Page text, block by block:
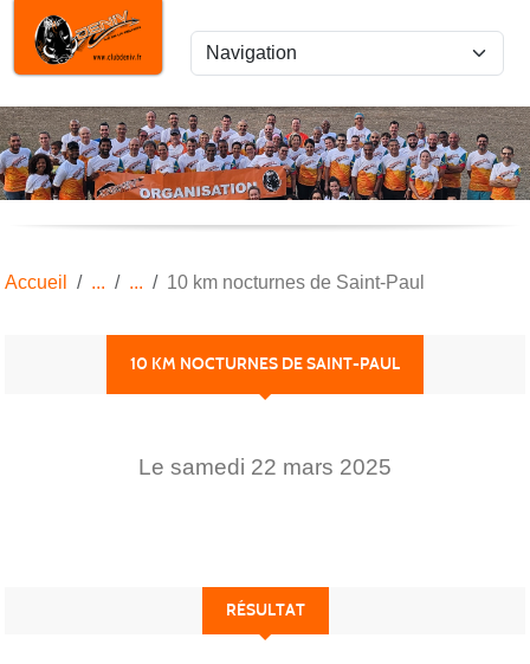
Accueil 10 km nocturnes de Saint-Paul
10 KM NOCTURNES DE SAINT-PAUL
Le samedi 22 mars 2025
RÉSULTAT
Panneau de gestion des cookies